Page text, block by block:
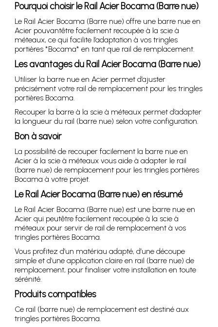
Pourquoi choisir le Rail Acier Bocama (Barre nue)
Le Rail Acier Bocama (Barre nue) offre une barre nue en
Acier pouvantêtre facilement recoupée à la scie à
méteaux, ce qui facilite l’adaptation à vos tringles
portières *Bocama* en tant que rail de remplacement.
Les avantages du Rail Acier Bocama (Barre nue)
Utiliser la barre nue en Acier permet d’ajuster
précisément votre rail de remplacement pour les tringles
portières Bocama.
Recouper la barre à la scie à méteaux permet d’adapter
la longueur du rail (barre nue) selon votre configuration.
Bon à savoir
La possibilité de recouper facilement la barre nue en
Acier à la scie à méteaux vous aide à adapter le rail
(barre nue) de remplacement pour les tringles portières
Bocama à votre projet.
Le Rail Acier Bocama (Barre nue) en résumé
Le Rail Acier Bocama (Barre nue) est une barre nue en
Acier qui peutêtre facilement recoupée à la scie à
méteaux pour servir de rail de remplacement à vos
tringles portières Bocama.
Vous profitez d’un matériau adapté, d’une découpe
simple et d’une application claire en rail (barre nue) de
remplacement, pour finaliser votre installation en toute
sérénité.
Produits compatibles
Ce rail (barre nue) de remplacement est destiné aux
tringles portières Bocama.